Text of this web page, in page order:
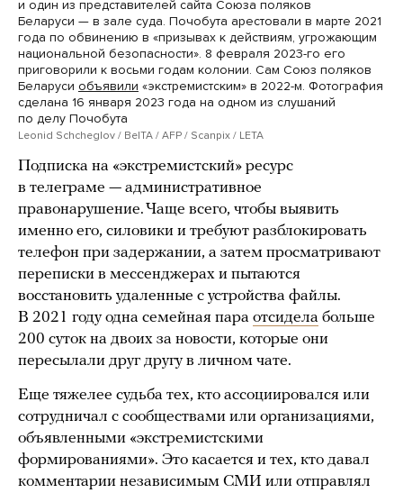
и один из представителей сайта Союза поляков
Беларуси — в зале суда. Почобута арестовали в марте 2021
года по обвинению в «призывах к действиям, угрожающим
национальной безопасности». 8 февраля 2023-го его
приговорили к восьми годам колонии. Сам Союз поляков
Беларуси объявили «экстремистским» в 2022-м. Фотография
сделана 16 января 2023 года на одном из слушаний
по делу Почобута
Leonid Schcheglov / BelTA / AFP / Scanpix / LETA
Подписка на «экстремистский» ресурс
в телеграме — административное
правонарушение. Чаще всего, чтобы выявить
именно его, силовики и требуют разблокировать
телефон при задержании, а затем просматривают
переписки в мессенджерах и пытаются
восстановить удаленные с устройства файлы.
В 2021 году одна семейная пара отсидела больше
200 суток на двоих за новости, которые они
пересылали друг другу в личном чате.
Еще тяжелее судьба тех, кто ассоциировался или
сотрудничал с сообществами или организациями,
объявленными «экстремистскими
формированиями». Это касается и тех, кто давал
комментарии независимым СМИ или отправлял